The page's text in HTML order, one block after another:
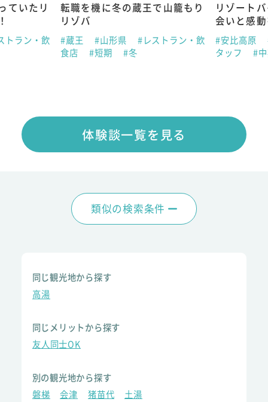
たリ
ン・飲
転職を機に冬の蔵王で山籠もり
リゾバ
#蔵王 #山形県
#レストラン・飲
食店
#短期 #冬
リゾートバイ
会いと感動を
#安比高原
#岩
タッフ
#中期
体験談一覧を見る
類似の検索条件
同じ観光地から探す
高湯
同じメリットから探す
友人同士OK
別の観光地から探す
磐梯
会津 猪苗代 土湯